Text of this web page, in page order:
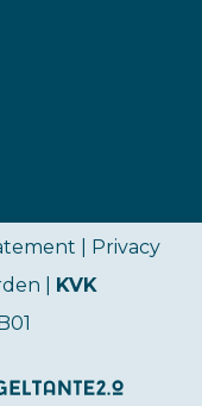
| Privacy
KVK